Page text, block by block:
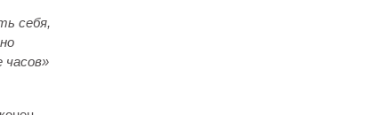
себя,